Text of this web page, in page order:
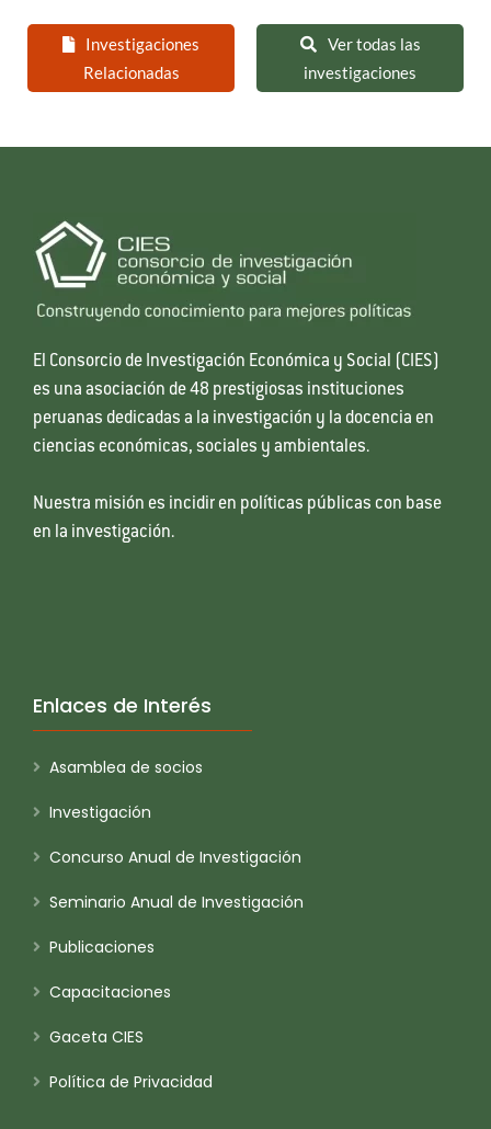
Investigaciones
Relacionadas
Ver todas las
investigaciones
El Consorcio de Investigación Económica y Social (CIES)
es una asociación de 48 prestigiosas instituciones
peruanas dedicadas a la investigación y la docencia en
ciencias económicas, sociales y ambientales.
Nuestra misión es incidir en políticas públicas con base
en la investigación.
Enlaces de Interés
Asamblea de socios
Investigación
Concurso Anual de Investigación
Seminario Anual de Investigación
Publicaciones
Capacitaciones
Gaceta CIES
Política de Privacidad